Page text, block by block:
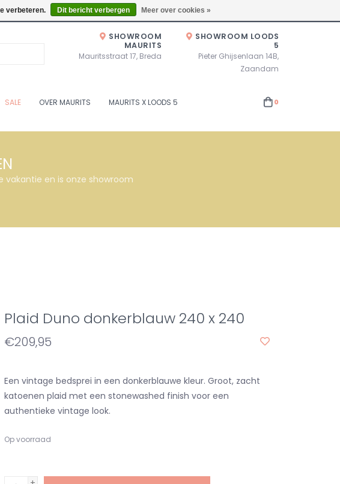
Vrijdag & Zaterdag 10.00u - 17.00u of op afspraak!
SHOWROOM
MAURITS
Mauritsstraat 17, Breda
SHOWROOM LOODS
5
Pieter Ghijsenlaan 14B,
Zaandam
SALE OVER MAURITS MAURITS X LOODS 5 0
vakantie en is onze showroom
Plaid Duno donkerblauw 240 x 240
€209,95
Een vintage bedsprei in een donkerblauwe kleur. Groot, zacht
katoenen plaid met een stonewashed finish voor een
authentieke vintage look.
Op voorraad
verbeteren. Dit bericht verbergen Meer over cookies »